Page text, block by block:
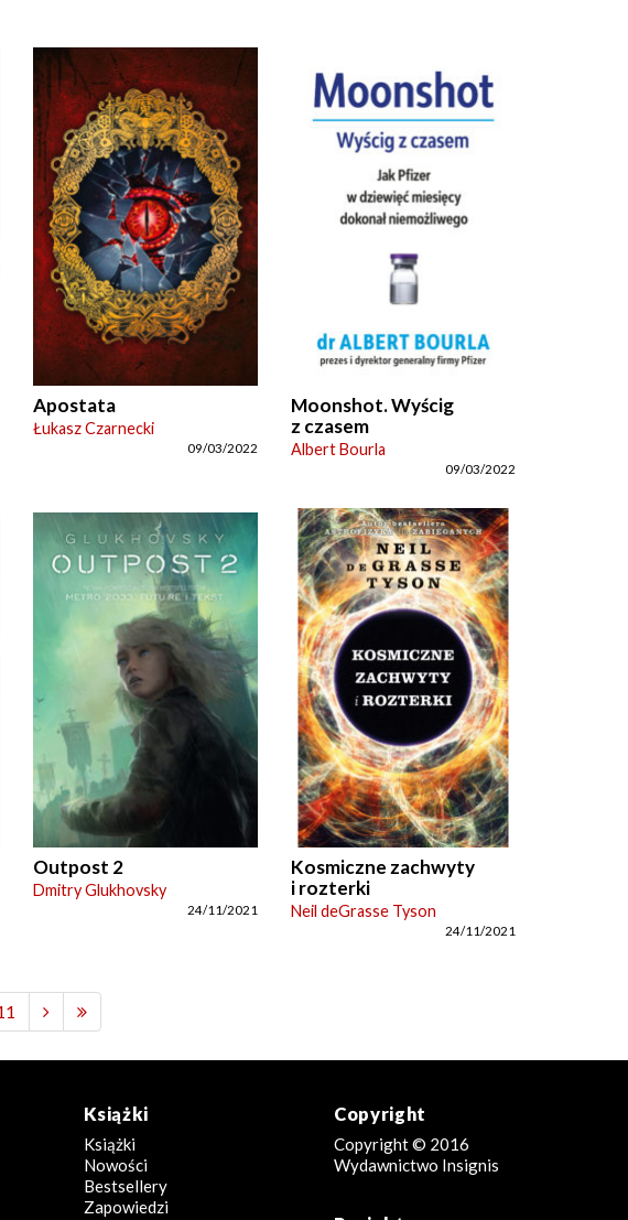
Apostata
Łukasz Czarnecki
09/03/2022
Moonshot. Wyścig
z czasem
Albert Bourla
09/03/2022
Outpost 2
Dmitry Glukhovsky
24/11/2021
Kosmiczne zachwyty
i rozterki
Neil deGrasse Tyson
24/11/2021
Książki
Książki
Nowości
Bestsellery
Zapowiedzi
Copyright
Copyright © 2016
Wydawnictwo Insignis